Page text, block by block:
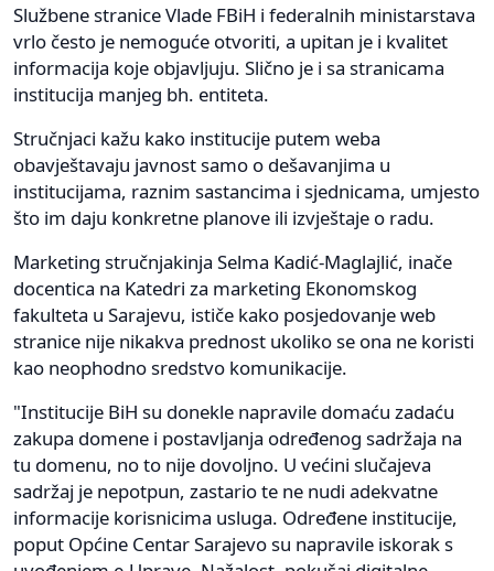
Službene stranice Vlade FBiH i federalnih ministarstava
vrlo često je nemoguće otvoriti, a upitan je i kvalitet
informacija koje objavljuju. Slično je i sa stranicama
institucija manjeg bh. entiteta.
Stručnjaci kažu kako institucije putem weba
obavještavaju javnost samo o dešavanjima u
institucijama, raznim sastancima i sjednicama, umjesto
što im daju konkretne planove ili izvještaje o radu.
Marketing stručnjakinja Selma Kadić-Maglajlić, inače
docentica na Katedri za marketing Ekonomskog
fakulteta u Sarajevu, ističe kako posjedovanje web
stranice nije nikakva prednost ukoliko se ona ne koristi
kao neophodno sredstvo komunikacije.
"Institucije BiH su donekle napravile domaću zadaću
zakupa domene i postavljanja određenog sadržaja na
tu domenu, no to nije dovoljno. U većini slučajeva
sadržaj je nepotpun, zastario te ne nudi adekvatne
informacije korisnicima usluga. Određene institucije,
poput Općine Centar Sarajevo su napravile iskorak s